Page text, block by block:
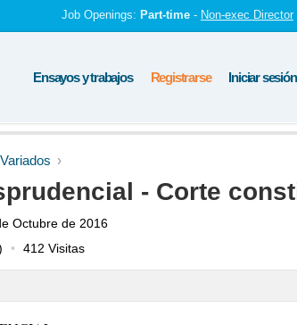
Job Openings: Part-time - Non-exec Director
Ensayos y trabajos Registrarse Iniciar sesión
- Corte
Octubre de 2016
412 Visitas